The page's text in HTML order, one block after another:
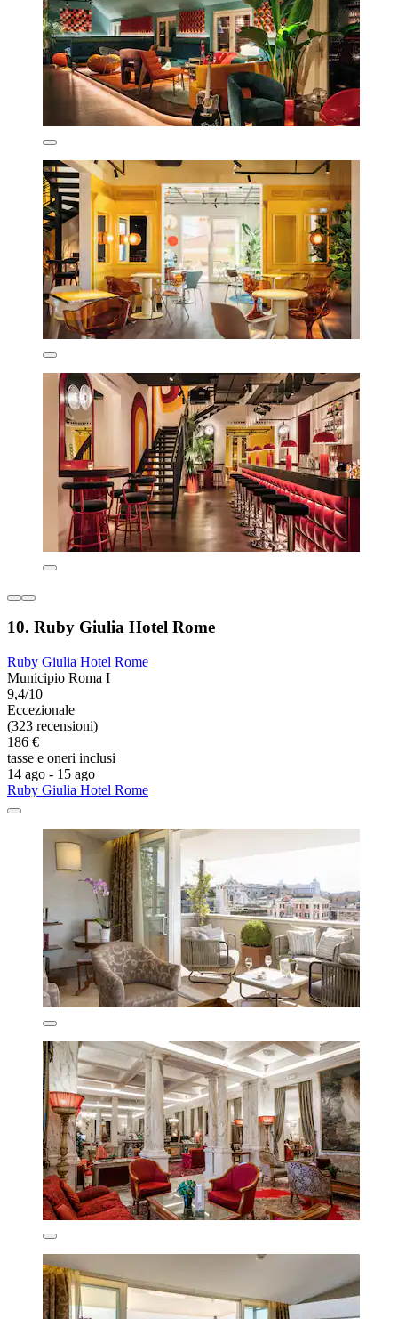
10. Ruby Giulia Hotel Rome
Ruby Giulia Hotel Rome
Municipio Roma I
9,4/10
Eccezionale
(323 recensioni)
186 €
tasse e oneri inclusi
14 ago - 15 ago
Ruby Giulia Hotel Rome